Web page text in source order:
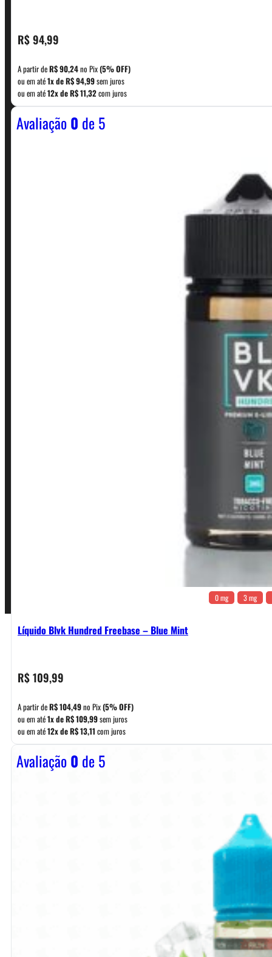
R$94,99
A partir deR$90,24no Pix(5% OFF)
ou em até1x deR$94,99sem juros
ou em até12x deR$11,32com juros
Avaliação0 de 5
0 mg 3 mg
Líquido Blvk Hundred Freebase – Blue Mint
R$109,99
A partir deR$104,49no Pix(5% OFF)
ou em até1x deR$109,99sem juros
ou em até12x deR$13,11 com juros
Avaliação0 de 5
CONTATO
WhatsApp: (11) 5229-0120
Horário: Política de Horario e Fretes
Política de Garantia, Reembolso e Devolução